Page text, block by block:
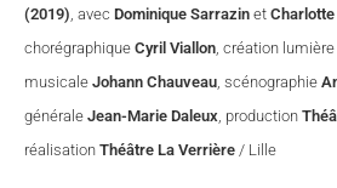
(2019) , avec Dominique Sarrazin et
chorégraphique Cyril Viallon , création lumière
musicale Johann Chauveau , scénographie
générale Jean-Marie Daleux , production
réalisation Théâtre La Verrière / Lille